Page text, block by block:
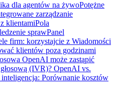
dla agentów na żywoPotężne
zarządzanie
klientamiPola
sprawPanel
firm: korzystajcie z Wiadomości
klientów poza godzinami
OpenAI może zastąpić
(IVR)? OpenAI vs.
inteligencja: Porównanie kosztów